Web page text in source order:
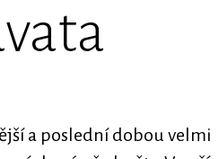
a poslední dobou velmi